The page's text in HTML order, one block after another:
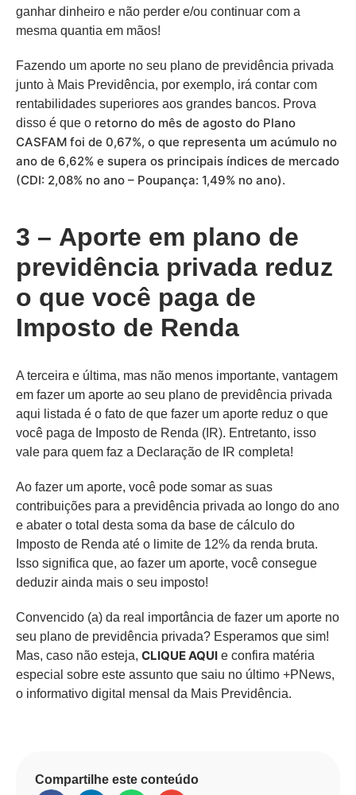
ganhar dinheiro e não perder e/ou continuar com a
mesma quantia em mãos!
Fazendo um aporte no seu plano de previdência privada
junto à Mais Previdência, por exemplo, irá contar com
rentabilidades superiores aos grandes bancos. Prova
disso é que o retorno do mês de agosto do Plano
CASFAM foi de 0,67%, o que representa um acúmulo no
ano de 6,62% e supera os principais índices de mercado
(CDI: 2,08% no ano – Poupança: 1,49% no ano).
3 – Aporte em plano de
previdência privada reduz
o que você paga de
Imposto de Renda
A terceira e última, mas não menos importante, vantagem
em fazer um aporte ao seu plano de previdência privada
aqui listada é o fato de que fazer um aporte reduz o que
você paga de Imposto de Renda (IR). Entretanto, isso
vale para quem faz a Declaração de IR completa!
Ao fazer um aporte, você pode somar as suas
contribuições para a previdência privada ao longo do ano
e abater o total desta soma da base de cálculo do
Imposto de Renda até o limite de 12% da renda bruta.
Isso significa que, ao fazer um aporte, você consegue
deduzir ainda mais o seu imposto!
Convencido (a) da real importância de fazer um aporte no
seu plano de previdência privada? Esperamos que sim!
Mas, caso não esteja, CLIQUE AQUI e confira matéria
especial sobre este assunto que saiu no último +PNews,
o informativo digital mensal da Mais Previdência.
Compartilhe este conteúdo